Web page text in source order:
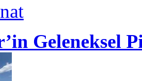
Geleneksel